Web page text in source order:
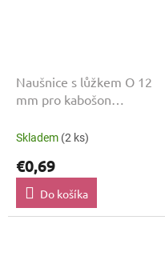
Naušnice s lůžkem O 12
mm pro kabošon
Skladem (2 ks)
€0,69
Do košíka